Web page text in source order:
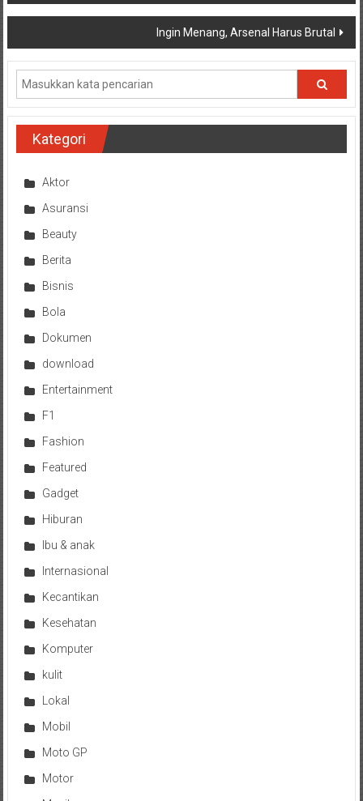
pos
Ingin Menang, Arsenal Harus Brutal
Kategori
Aktor
Asuransi
Beauty
Berita
Bisnis
Bola
Dokumen
download
Entertainment
F1
Fashion
Featured
Gadget
Hiburan
Ibu & anak
Internasional
Kecantikan
Kesehatan
Komputer
kulit
Lokal
Mobil
Moto GP
Motor